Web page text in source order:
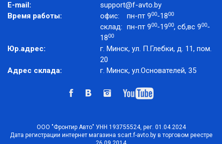
E-mail:
support@f-avto.by
Время работы:
офис: пн-пт 900-1800
склад: пн-пт 900-1900, сб,вс 900-
1800
Юр.адрес:
г. Минск, ул. П.Глебки, д. 11, пом.
20
Адрес склада:
г. Минск, ул.Основателей, 35
ООО "Фронтир Авто" УНН 193755524, рег. 01.04.2024
Дата регистрации интернет магазина scart.f-avto.by в торговом реестре